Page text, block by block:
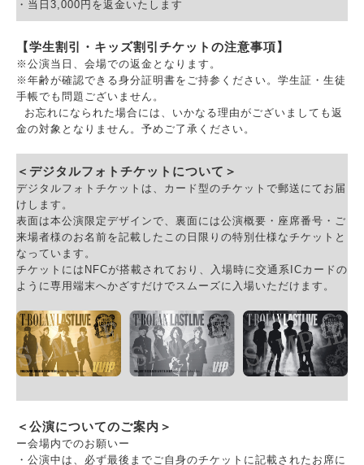
・当日3,000円を返金いたします
【学生割引・キッズ割引チケットの注意事項】
※公演当日、会場での返金となります。
※年齢が確認できる身分証明書をご持参ください。学生証・生徒
手帳でも問題ございません。
お忘れになられた場合には、いかなる理由がございましても返
金の対象となりません。予めご了承ください。
＜デジタルフォトチケットについて＞
デジタルフォトチケットは、カード型のチケットで郵送にてお届
けします。
表面は本公演限定デザインで、裏面には公演概要・座席番号・ご
来場者様のお名前を記載したこの日限りの特別仕様なチケットと
なっています。
チケットにはNFCが搭載されており、入場時に交通系ICカードの
ように専用端末へかざすだけでスムーズに入場いただけます。
＜公演についてのご案内＞
ー会場内でのお願いー
・公演中は、必ず最後までご自身のチケットに記載されたお席に